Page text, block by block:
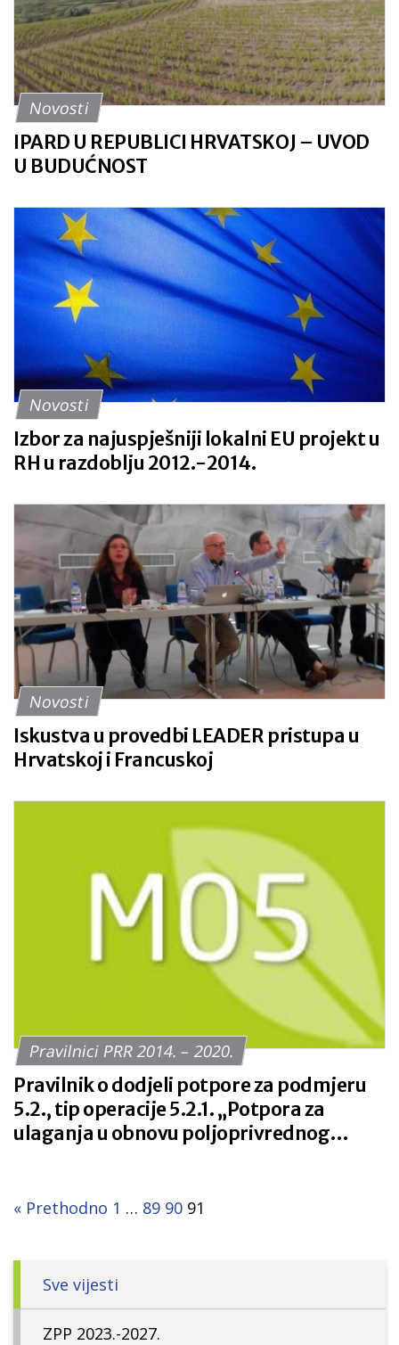
Novosti
IPARD U REPUBLICI HRVATSKOJ – UVOD
U BUDUĆNOST
Novosti
Izbor za najuspješniji lokalni EU projekt u
RH u razdoblju 2012.-2014.
Novosti
Iskustva u provedbi LEADER pristupa u
Hrvatskoj i Francuskoj
Pravilnici PRR 2014. – 2020.
Pravilnik o dodjeli potpore za podmjeru
5.2., tip operacije 5.2.1. „Potpora za
ulaganja u obnovu poljoprivrednog
nepovoljnim klimatskim prilikama i
« Prethodno 1 … 89 90 91
Sve vijesti
ZPP 2023.-2027.